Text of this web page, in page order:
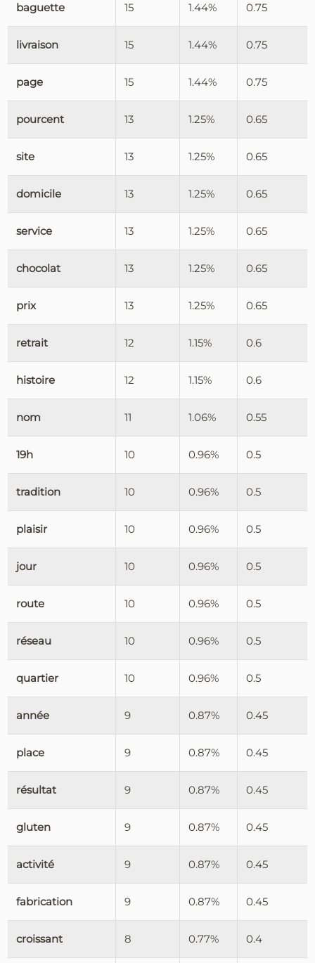
baguette 15 1.44% 0.75
livraison 15 1.44% 0.75
page 15 1.44% 0.75
pourcent 13 1.25% 0.65
site 13 1.25% 0.65
domicile 13 1.25% 0.65
service 13 1.25% 0.65
chocolat 13 1.25% 0.65
prix 13 1.25% 0.65
retrait 12 1.15% 0.6
histoire 12 1.15% 0.6
nom 11 1.06% 0.55
19h 10 0.96% 0.5
tradition 10 0.96% 0.5
plaisir 10 0.96% 0.5
jour 10 0.96% 0.5
route 10 0.96% 0.5
réseau 10 0.96% 0.5
quartier 10 0.96% 0.5
année 9 0.87% 0.45
place 9 0.87% 0.45
résultat 9 0.87% 0.45
gluten 9 0.87% 0.45
activité 9 0.87% 0.45
fabrication 9 0.87% 0.45
croissant 8 0.77% 0.4